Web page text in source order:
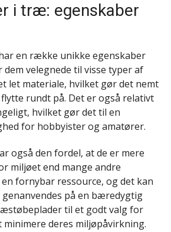
i træ: egenskaber
en række unikke egenskaber
velegnede til visse typer af
let materiale, hvilket gør det nemt
rundt på. Det er også relativt
hvilket gør det til en
for hobbyister og amatører.
også den fordel, at de er mere
miljøet end mange andre
fornybar ressource, og det kan
genanvendes på en bæredygtig
til et godt valg for
minimere deres miljøpåvirkning.